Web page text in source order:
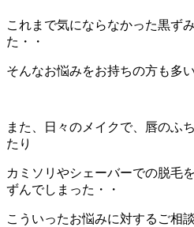
これまで気にならなかった黒ず
た・・
そんなお悩みをお持ちの方も多
また、日々のメイクで、唇のふ
たり
カミソリやシェーバーでの脱毛
ずんでしまった・・
こういったお悩みに対するご相